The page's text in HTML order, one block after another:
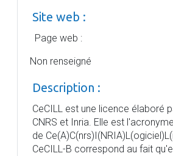
Site web :
Page web :
Non renseigné
Description :
CeCILL est une licence élaboré
CNRS et Inria. Elle est l'acronyme
de
CeCILL-B correspond au fait